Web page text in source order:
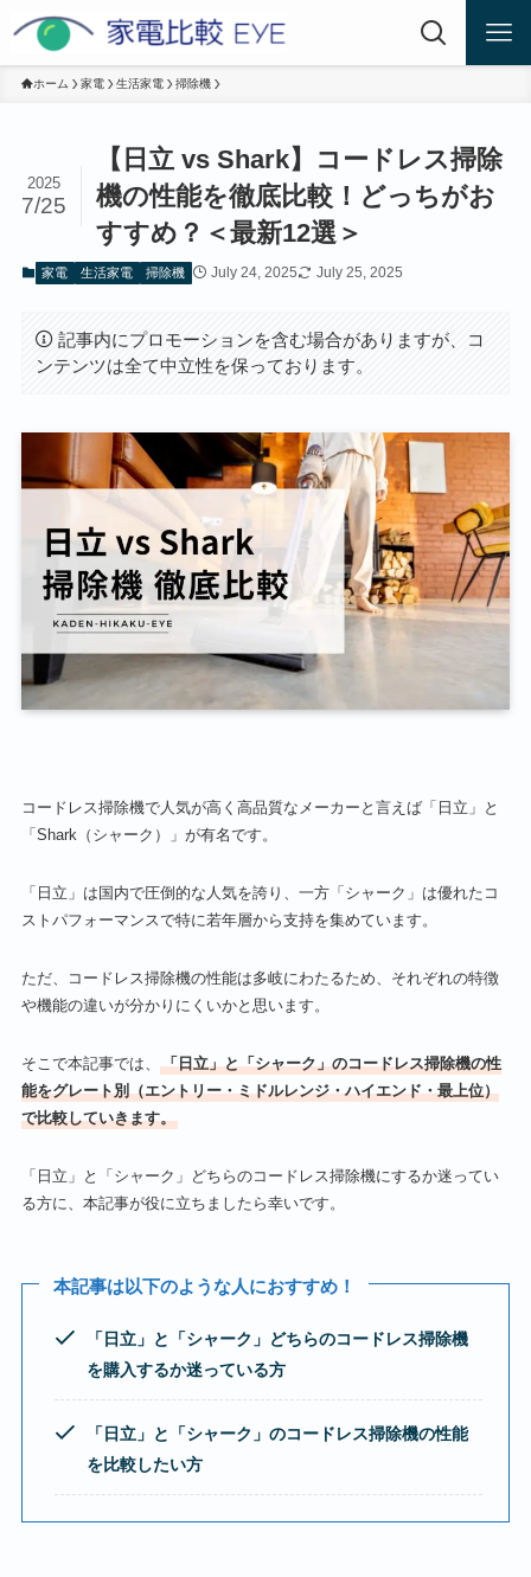
ホーム 家電 生活家電 掃除機
【日立 vs Shark】コードレス掃除
機の性能を徹底比較！どっちがお
すすめ？＜最新12選＞
2025
7/25
家電 生活家電 掃除機 July 24, 2025 July 25, 2025
記事内にプロモーションを含む場合がありますが、コ
ンテンツは全て中立性を保っております。
コードレス掃除機で人気が高く高品質なメーカーと言えば「日立」と
「Shark（シャーク）」が有名です。
「日立」は国内で圧倒的な人気を誇り、一方「シャーク」は優れたコ
ストパフォーマンスで特に若年層から支持を集めています。
ただ、コードレス掃除機の性能は多岐にわたるため、それぞれの特徴
や機能の違いが分かりにくいかと思います。
そこで本記事では、
「日立」と「シャーク」のコードレス掃除機の性
能をグレート別（エントリー・ミドルレンジ・ハイエンド・最上位）
で比較していきます。
「日立」と「シャーク」どちらのコードレス掃除機にするか迷ってい
る方に、本記事が役に立ちましたら幸いです。
本記事は以下のような人におすすめ！
「日立」と「シャーク」どちらのコードレス掃除機
を購入するか迷っている方
「日立」と「シャーク」のコードレス掃除機の性能
を比較したい方